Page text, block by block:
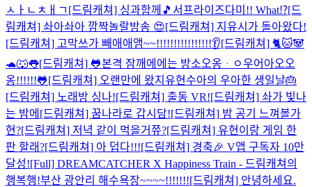
ㅅㅏㄴㅊㅐㄱ [드림캐쳐] 싱과함께🎵 서프라이즈다미!! What⁉[드
림캐쳐] 솨아솨아 깜짝놀랄방송 😍[드림캐쳐] 지유시가 돌아왔다!
[드림캐쳐] 고막쓰가 빼애애앰~~!!!!!!!!!!!!!!!!👂[드림캐쳐] 🐈🐱🐼
🐢🐺👅[드림캐쳐] 🐸본격 잠깨에에는 방소오옹ᆞㅇ우어아오오
옹!!!!!!🐸[드림캐쳐] 오랜만에 왔지유현수아의 우아한 생일날🎂
[드림캐쳐] 노래방 싱나![드림캐쳐] 출동 VR![드림캐쳐] 솨가 빛나
는 밤에 [드림캐쳐] 꿈나라로 갑시담![드림캐쳐] 밤 공기 느껴볼가
현?[드림캐쳐] 저녁 같이 먹을거쮸?[드림캐쳐] 유현이랑 게임 한
판 할래?[드림캐쳐] 아 덥다!!![드림캐쳐] 경축🎉 V앱 구독자 10만
달성![Full] DREAMCATCHER X Happiness Train - 드림캐쳐의
행복행!부산 광안리 해수욕장~~~~!!!!!!![드림캐쳐] 안녕하세요.